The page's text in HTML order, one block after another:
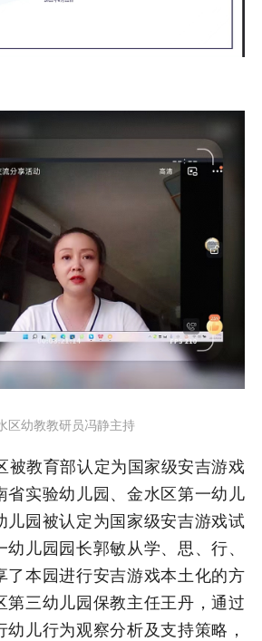
区幼教教研员冯静主持
被教育部认定为国家级安吉游戏
省实验幼儿园、金水区第一幼儿
儿园被认定为国家级安吉游戏试
幼儿园园长郭敏从学、思、行、
了本园进行安吉游戏本土化的方
第三幼儿园保教主任王丹，通过
儿行为观察分析及支持策略，